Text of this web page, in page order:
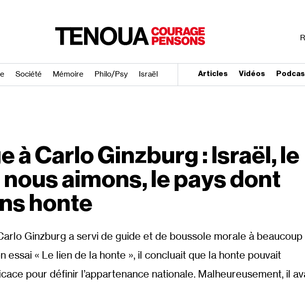
Société Mémoire Philo/​Psy Israël Articles Vidéos
à Carlo Ginzburg : Israël, le
aimons, le pays dont
honte
Ginzburg a servi de guide et de boussole morale à beaucoup
essai « Le lien de la honte », il concluait que la honte pouvait
pour définir l’appartenance nationale. Malheureusement, il